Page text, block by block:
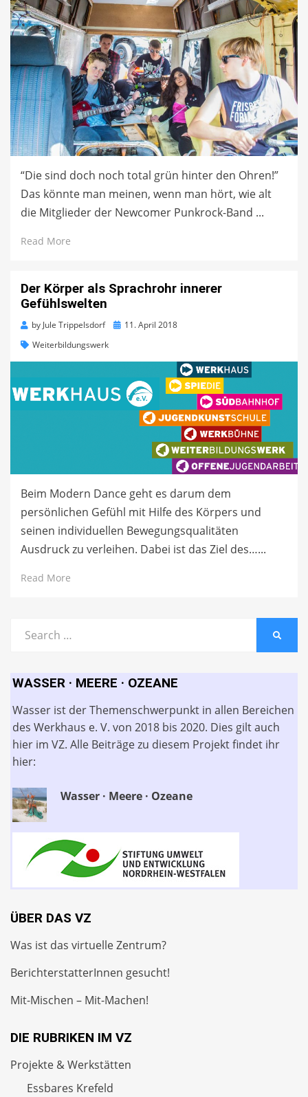
“Die sind doch noch total grün hinter den Ohren!”
Das könnte man meinen, wenn man hört, wie alt
die Mitglieder der Newcomer Punkrock-Band ...
Read More
Der Körper als Sprachrohr innerer
Gefühlswelten
by Jule Trippelsdorf
Posted11. April 2018
Weiterbildungswerk
Beim Modern Dance geht es darum dem
persönlichen Gefühl mit Hilfe des Körpers und
seinen individuellen Bewegungsqualitäten
Ausdruck zu verleihen. Dabei ist das Ziel des…...
Read More
for:
WASSER · MEERE · OZEANE
Wasser ist der Themenschwerpunkt in allen Bereichen
des Werkhaus e. V. von 2018 bis 2020. Dies gilt auch
hier im VZ. Alle Beiträge zu diesem Projekt findet ihr
hier:
Wasser · Meere · Ozeane
ÜBER DAS VZ
Was ist das virtuelle Zentrum?
BerichterstatterInnen gesucht!
Mit-Mischen – Mit-Machen!
DIE RUBRIKEN IM VZ
Projekte & Werkstätten
Essbares Krefeld